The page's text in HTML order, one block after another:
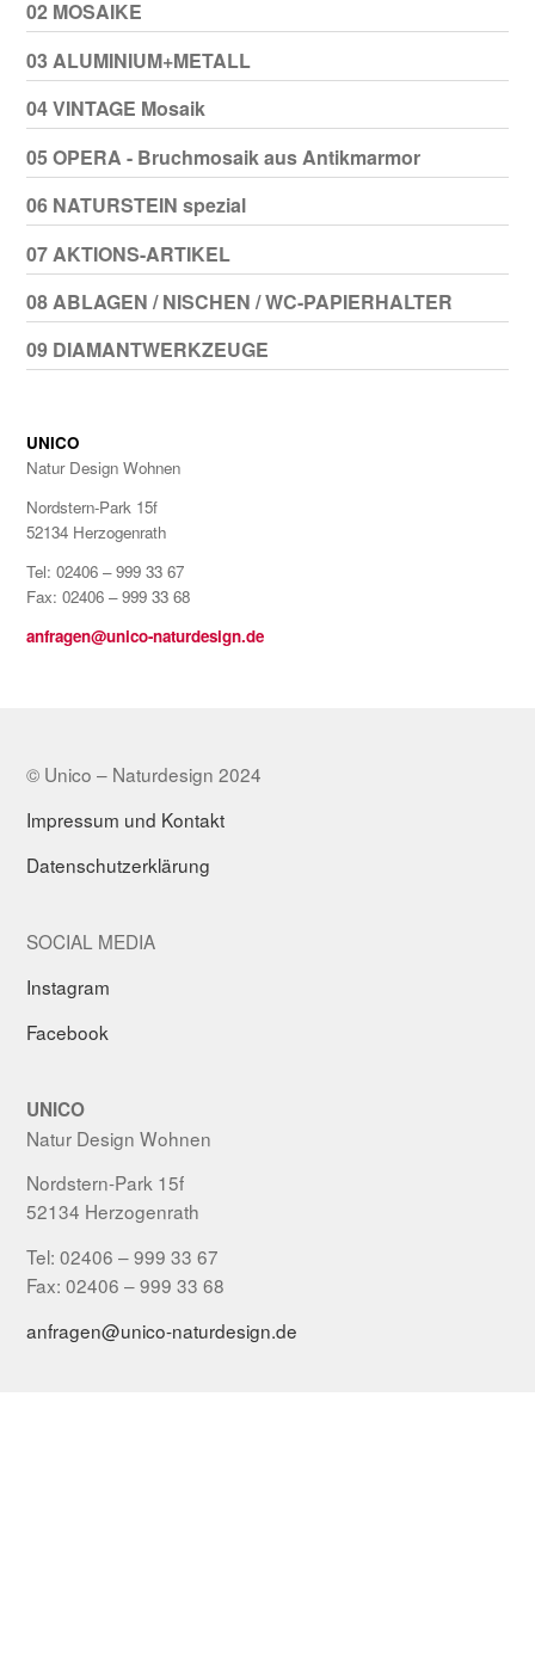
02 MOSAIKE
03 ALUMINIUM+METALL
04 VINTAGE Mosaik
05 OPERA - Bruchmosaik aus Antikmarmor
06 NATURSTEIN spezial
07 AKTIONS-ARTIKEL
08 ABLAGEN / NISCHEN / WC-PAPIERHALTER
09 DIAMANTWERKZEUGE
UNICO
Natur Design Wohnen
Nordstern-Park 15f
52134 Herzogenrath
Tel: 02406 – 999 33 67
Fax: 02406 – 999 33 68
anfragen@unico-naturdesign.de
© Unico – Naturdesign 2024
Impressum und Kontakt
Datenschutzerklärung
SOCIAL MEDIA
Instagram
Facebook
UNICO
Natur Design Wohnen
Nordstern-Park 15f
52134 Herzogenrath
Tel: 02406 – 999 33 67
Fax: 02406 – 999 33 68
anfragen@unico-naturdesign.de